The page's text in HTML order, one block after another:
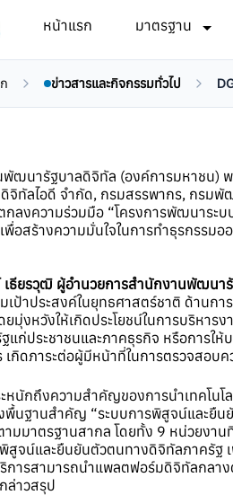
หน้าแรก มาตรฐาน
ข่าวสารและกิจกรรมทั่วไป
ฒนารัฐบาลดิจิทัล (องค์การมหาชน)
จิทัลไอดี จำกัด, กรมสรรพากร, กรม
ลงความร่วมมือ “โครงการพัฒนาระ
พื่อสร้างความมั่นใจในการทำธุรกรรม
เธียรวุฒิ ผู้อำนวยการสำนักงานพัฒนา
ป้าประสงค์ในยุทธศาสตร์ชาติ ด้านก
ยมุ่งหวังให้เกิดประโยชน์ในการบริหาร
แก่ประชาชนและภาคธุรกิจ หรือการใ
เกิดภาระต่อผู้มีหน้าที่ในการตรวจสอบ
หนักถึงความสำคัญของการนำเทคโนโ
พื้นฐานสำคัญ “ระบบการพิสูจน์และยืน
มมาตรฐานสากล โดยทั้ง 9 หน่วยงา
สูจน์และยืนยันตัวตนทางดิจิทัลภาครั
การสามารถนำแพลตฟอร์มดิจิทัลกลาง
ล่าวสรุป